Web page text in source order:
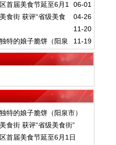
06-01
首届美食节延至6月1
04-26
食街 获评“省级美食
11-20
11-19
特的娘子脆饼（阳泉
特的娘子脆饼（阳泉市）
食街 获评“省级美食街”
首届美食节延至6月1日